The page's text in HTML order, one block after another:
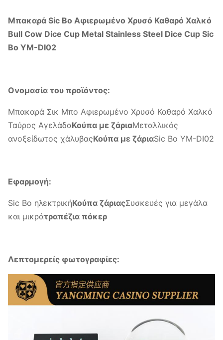
Μπακαρά Sic Bo Αφιερωμένο Χρυσό Καθαρό Χαλκό
Bull Cow Dice Cup Metal Stainless Steel Dice Cup Sic
Bo YM-DI02
Ονομασία του προϊόντος:
Μπακαρά Σικ Μπο Αφιερωμένο Χρυσό Καθαρό Χαλκό
Ταύρος ΑγελάδαΚούπα με ζάριαΜεταλλικός
ανοξείδωτος χάλυβαςΚούπα με ζάριαSic Bo YM-DI02
Εφαρμογή:
Sic Bo ηλεκτρικήΚούπα ζάριαςΣυσκευές για μεγάλα
και μικράτραπέζια πόκερ
Λεπτομερείς φωτογραφίες: